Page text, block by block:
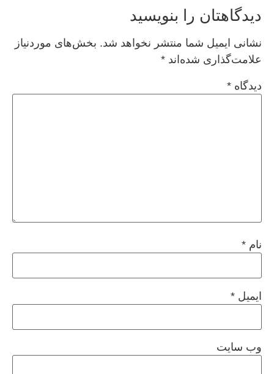
دیدگاهتان را بنویسید
نشانی ایمیل شما منتشر نخواهد شد. بخش‌های موردنیاز
علامت‌گذاری شده‌اند *
دیدگاه *
نام *
ایمیل *
وب‌ سایت